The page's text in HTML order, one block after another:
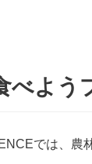
べよ
では、農